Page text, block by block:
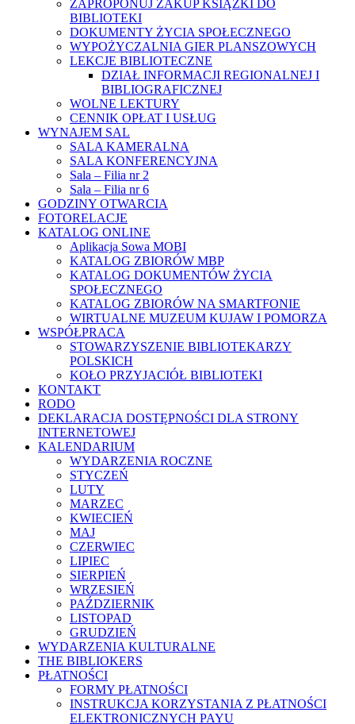
ZAPROPONUJ ZAKUP KSIĄŻKI DO
BIBLIOTEKI
DOKUMENTY ŻYCIA SPOŁECZNEGO
WYPOŻYCZALNIA GIER PLANSZOWYCH
LEKCJE BIBLIOTECZNE
DZIAŁ INFORMACJI REGIONALNEJ I
BIBLIOGRAFICZNEJ
WOLNE LEKTURY
CENNIK OPŁAT I USŁUG
WYNAJEM SAL
SALA KAMERALNA
SALA KONFERENCYJNA
Sala – Filia nr 2
Sala – Filia nr 6
GODZINY OTWARCIA
FOTORELACJE
KATALOG ONLINE
Aplikacja Sowa MOBI
KATALOG ZBIORÓW MBP
KATALOG DOKUMENTÓW ŻYCIA
SPOŁECZNEGO
KATALOG ZBIORÓW NA SMARTFONIE
WIRTUALNE MUZEUM KUJAW I POMORZA
WSPÓŁPRACA
STOWARZYSZENIE BIBLIOTEKARZY
POLSKICH
KOŁO PRZYJACIÓŁ BIBLIOTEKI
KONTAKT
RODO
DEKLARACJA DOSTĘPNOŚCI DLA STRONY
INTERNETOWEJ
KALENDARIUM
WYDARZENIA ROCZNE
STYCZEŃ
LUTY
MARZEC
KWIECIEŃ
MAJ
CZERWIEC
LIPIEC
SIERPIEŃ
WRZESIEŃ
PAŹDZIERNIK
LISTOPAD
GRUDZIEŃ
WYDARZENIA KULTURALNE
THE BIBLIOKERS
PŁATNOŚCI
FORMY PŁATNOŚCI
INSTRUKCJA KORZYSTANIA Z PŁATNOŚCI
ELEKTRONICZNYCH PAYU